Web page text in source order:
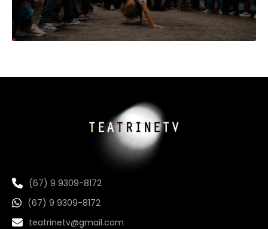
(67) 9 9309-8172
(67) 9 9309-8172
teatrinetv@gmail.com